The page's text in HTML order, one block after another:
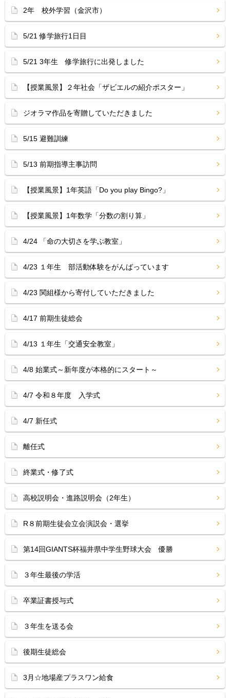
2年 校外学習（金沢市）
5/21 修学旅行1日目
5/21 3年生 修学旅行に出発しました
【授業風景】２年社会「ザビエルの紹介ポスター」
ジオラマ作品を寄贈していただきました
5/15 避難訓練
5/13 前期指導主事訪問
【授業風景】1年英語「Do you play Bingo?」
【授業風景】1年数学「分数の割り算」
4/24 「命の大切さを学ぶ教室」
4/23 １年生 部活動体験をがんばっています
4/23 関組様から寄付していただきました
4/17 前期生徒総会
4/13 １年生「交通安全教室」
4/8 始業式～新年度が本格的にスタート～
4/7 令和８年度 入学式
4/7 新任式
離任式
終業式・修了式
高校説明会・進路説明会（2年生）
R８前期生徒会立会演説会・選挙
第14回GIANTS杯福井県中学生野球大会 優勝
３年生最後の学活
卒業証書授与式
３年生を送る会
後期生徒総会
3月☆地場産プラスワン給食